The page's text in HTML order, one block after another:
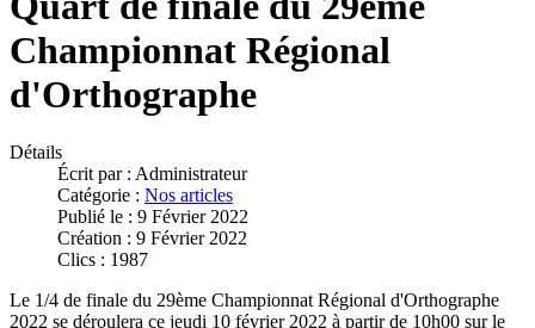
Championnat Régional
d'Orthographe
Détails
Écrit par : Administrateur
Catégorie : Nos articles
Publié le : 9 Février 2022
Création : 9 Février 2022
Clics : 1987
Le 1/4 de finale du 29ème Championnat Régional d'Orthographe
2022 se déroulera ce jeudi 10 février 2022 à partir de 10h00 sur le